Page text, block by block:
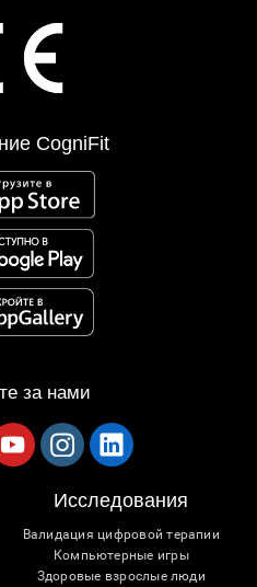
CogniFit
за нами
Исследования
Валидация цифровой терапии
Компьютерные игры
Здоровые взрослые люди